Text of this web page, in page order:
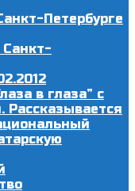
Петербурге
Санкт-
в глаза” с
Рассказывается